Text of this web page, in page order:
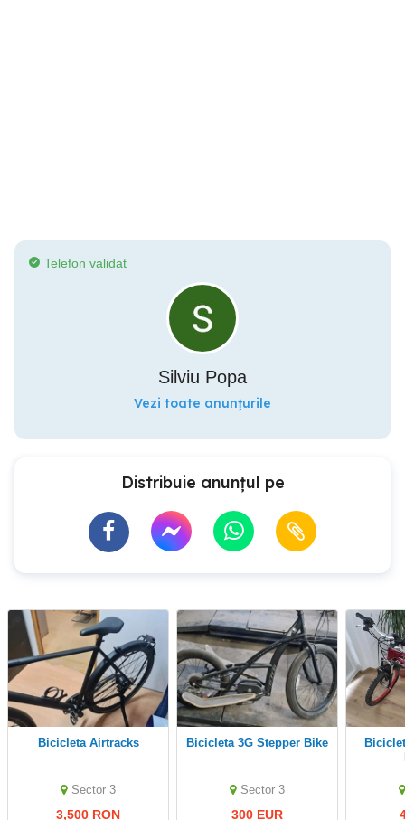
Telefon validat
Silviu Popa
Vezi toate anunțurile
Distribuie anunțul pe
Bicicleta Airtracks
Sector 3
3,500 RON
Bicicleta 3G Stepper Bike
Sector 3
300 EUR
Bicicletă ClimberDHS.